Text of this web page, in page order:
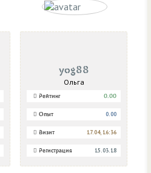
yog88
Ольга
Рейтинг 0.00
Опыт 0.00
Визит 17.04, 16:36
Регистрация 15.03.18